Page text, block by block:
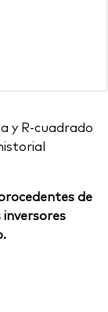
y R-cuadrado
de